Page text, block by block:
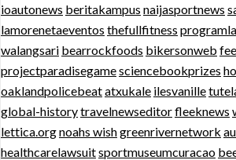
ioautonews beritakampus naijasportnews
lamorenetaeventos thefullfitness
walangsari bearrockfoods bikersonweb
projectparadisegamesciencebookprizes
oaklandpolicebeatatxukale ilesvanille
global-historytravelnewseditorfleeknews
lettica.orgnoahs wishgreenrivernetwork
healthcarelawsuitsportmuseumcuracao